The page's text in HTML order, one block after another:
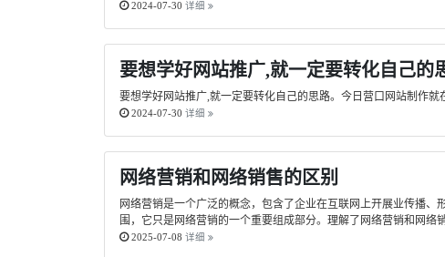
2024-07-30 详细
要想学好网站推广,就一定要转化自己的
要想学好网站推广,就一定要转化自己的思路。今日营口网站制作
2024-07-30 详细
网络营销和网络销售的区别
网络营销是一个广泛的概念，包含了企业在互联网上开展业传播
围，它只是网络营销的一个重要组成部分。理解了网络营销和网
2025-07-08 详细